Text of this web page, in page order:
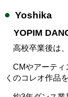
Yoshika
YOPIM
高校卒業後は、
CMやアーティ
くのコレオ作品